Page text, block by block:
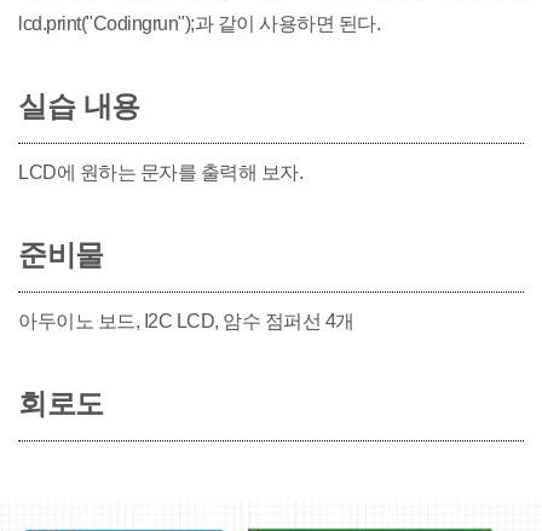
lcd.print("Codingrun");과 같이 사용하면 된다.
실습 내용
LCD에 원하는 문자를 출력해 보자.
준비물
아두이노 보드, I2C LCD, 암수 점퍼선 4개
회로도